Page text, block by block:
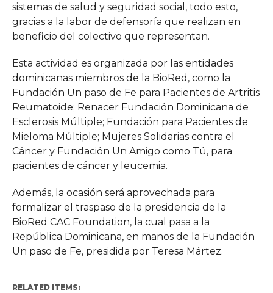
sistemas de salud y seguridad social, todo esto,
gracias a la labor de defensoría que realizan en
beneficio del colectivo que representan.
Esta actividad es organizada por las entidades
dominicanas miembros de la BioRed, como la
Fundación Un paso de Fe para Pacientes de Artritis
Reumatoide; Renacer Fundación Dominicana de
Esclerosis Múltiple; Fundación para Pacientes de
Mieloma Múltiple; Mujeres Solidarias contra el
Cáncer y Fundación Un Amigo como Tú, para
pacientes de cáncer y leucemia.
Además, la ocasión será aprovechada para
formalizar el traspaso de la presidencia de la
BioRed CAC Foundation, la cual pasa a la
República Dominicana, en manos de la Fundación
Un paso de Fe, presidida por Teresa Mártez.
RELATED ITEMS: